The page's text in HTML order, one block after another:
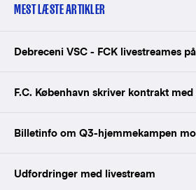
MEST LÆSTE ARTIKLER
Debreceni VSC - FCK livestreames
F.C. København skriver kontrakt
Billetinfo om Q3-hjemmekampen
Udfordringer med livestream